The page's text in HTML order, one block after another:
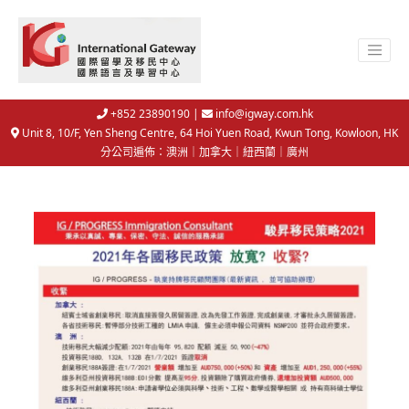
+852 23890190 |
info@igway.com.hk
Unit 8, 10/F, Yen Sheng Centre, 64 Hoi Yuen Road, Kwun Tong, Kowloon, HK
分公司遍佈：澳洲｜加拿大｜紐西蘭｜廣州